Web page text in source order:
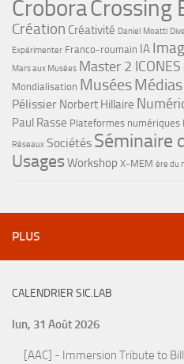
CroboraCrossing
Création Créativité Daniel Moatti
Expérimenter Franco-roumain IA
Mars aux Musées Master 2 ICONES
Mondialisation MuséesMédias
Pélissier Norbert Hillaire
Paul Rasse Plateformes numériques
Réseaux Sociétés Séminaire
UsagesWorkshop X-MEM ère du
PLUS
CALENDRIER SIC.LAB
lun, 31 Août 2026
[AAC] - Immersion Tribute to